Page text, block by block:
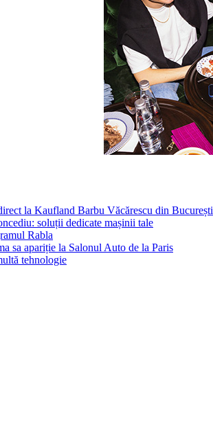
la Kaufland Barbu Văcărescu din București
soluții dedicate mașinii tale
Rabla
sa apariție la Salonul Auto de la Paris
tehnologie